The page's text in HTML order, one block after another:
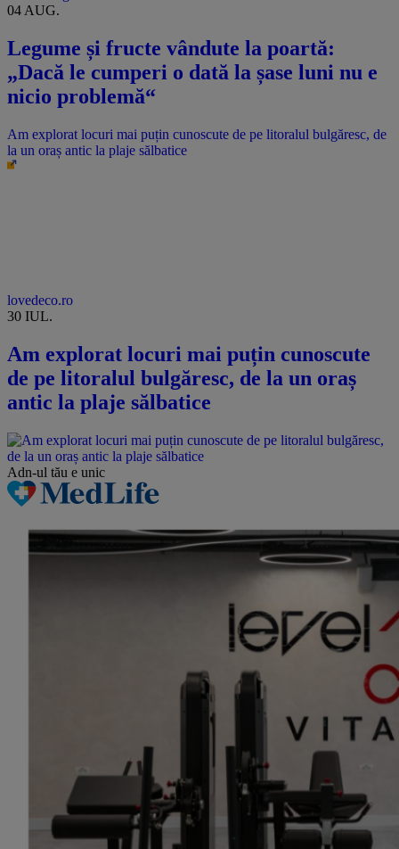
04 AUG.
Legume și fructe vândute la poartă:
„Dacă le cumperi o dată la șase luni nu e
nicio problemă“
Am explorat locuri mai puțin cunoscute de pe litoralul bulgăresc, de
la un oraș antic la plaje sălbatice
lovedeco.ro
30 IUL.
Am explorat locuri mai puțin cunoscute
de pe litoralul bulgăresc, de la un oraș
antic la plaje sălbatice
Adn-ul tău e unic